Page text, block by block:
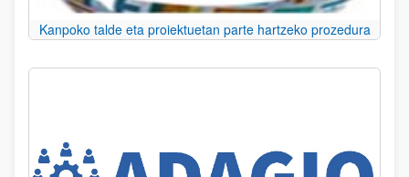
Kanpoko talde eta proiektuetan parte hartzeko prozedura